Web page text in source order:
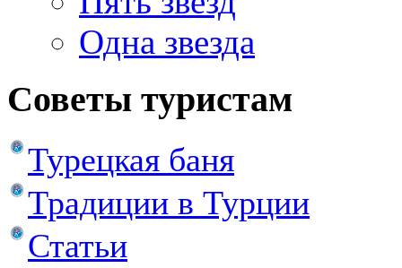
Одна звезда
Советы туристам
Турецкая баня
Традиции в Турции
Статьи